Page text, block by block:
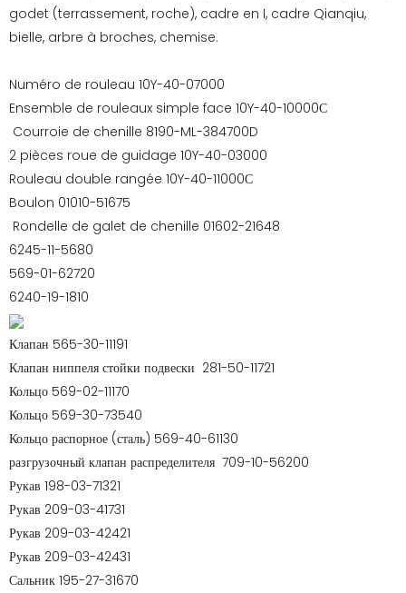
godet (terrassement, roche), cadre en I, cadre Qianqiu,
bielle, arbre à broches, chemise.
Numéro de rouleau 10Y-40-07000
Ensemble de rouleaux simple face 10Y-40-10000С
Courroie de chenille 8190-ML-384700D
2 pièces roue de guidage 10Y-40-03000
Rouleau double rangée 10Y-40-11000С
Boulon 01010-51675
Rondelle de galet de chenille 01602-21648
6245-11-5680
569-01-62720
6240-19-1810
Клапан 565-30-11191
Клапан ниппеля стойки подвески 281-50-11721
Кольцо 569-02-11170
Кольцо 569-30-73540
Кольцо распорное (сталь) 569-40-61130
разгрузочный клапан распределителя 709-10-56200
Рукав 198-03-71321
Рукав 209-03-41731
Рукав 209-03-42421
Рукав 209-03-42431
Сальник 195-27-31670